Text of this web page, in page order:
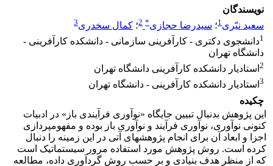
نویسندگان
سعید نیّری1؛ سیدرضا حجازی*
2؛ کمال سخدری3
1دانشجوی دکتری - کارآفرینی سازمانی - دانشکده کارآفرینی -
دانشگاه تهران
2 استادیار دانشکده کارآفرینی دانشگاه تهران
3 استادیار دانشکده کارآفرینی - دانشگاه تهران
چکیده
این پژوهش بدنبال تبیین جایگاه «نوآوری فرآیندی باز» در ادبیات
کنونی نوآوری، نوآوری فرآیند و نوآوری باز بوده و مفهوم­پردازی
اجزا و ابعاد آن برای انجام پژوهش­های آتی در این زمینه را دنبال
کرده است. روش پژوهش مورد استفاده مرور سیستماتیک است
که از منظر هدف بنیادی و بر حسب روش گردآوری داده، مطالعه